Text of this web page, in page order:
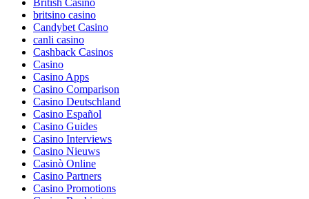
British Casino
britsino casino
Candybet Casino
canli casino
Cashback Casinos
Casino
Casino Apps
Casino Comparison
Casino Deutschland
Casino Español
Casino Guides
Casino Interviews
Casino Nieuws
Casinò Online
Casino Partners
Casino Promotions